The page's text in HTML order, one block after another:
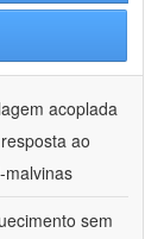
acoplada
ao
malvinas
sem